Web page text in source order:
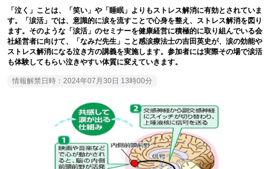
「泣く」ことは、「笑い」や「睡眠」よりもストレス解消に有効とされていま
す。「涙活」では、意識的に涙を流すことで心身を整え、ストレス解消を図り
ます。そのような「涙活」のセミナーを健康経営に積極的に取り組んでいる会
社経営者に向けて、「なみだ先生」こと感涙療法士の吉田英史が、涙の効能や
ストレス解消になる泣き方の講義を実施します。参加者には実際その場で涙活
も体験してもらい泣きやすい体質に変えていきます。
情報解禁日時：2024年07月30日 13時00分